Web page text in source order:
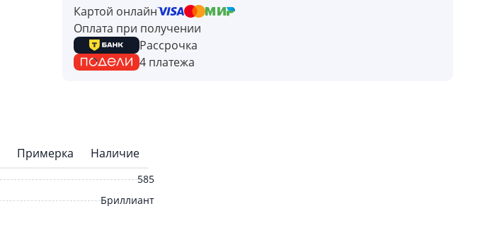
Картой онлайн
Оплата при получении
Рассрочка
4 платежа
Примерка Наличие
585
Бриллиант